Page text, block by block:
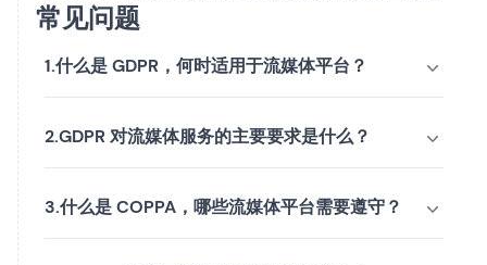
常见问题
1.什么是 GDPR，何时适用于流媒体平台？
2.GDPR 对流媒体服务的主要要求是什么？
3.什么是 COPPA，哪些流媒体平台需要遵守？